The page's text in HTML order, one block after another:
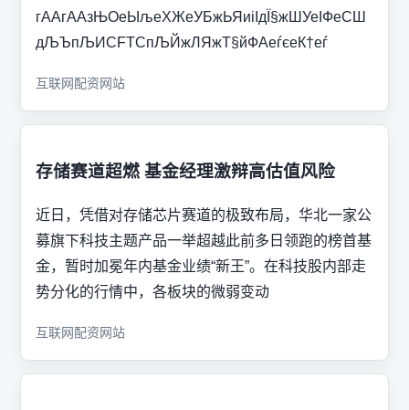
гААгААзЊОеЫљеХЖеУБжЬЯиіІдЇ§жШУеІФеСШ
дЉЪпЉИCFTCпЉЙжЛЯжТ§йФАеѓєеК†еѓ
互联网配资网站
存储赛道超燃 基金经理激辩高估值风险
近日，凭借对存储芯片赛道的极致布局，华北一家公
募旗下科技主题产品一举超越此前多日领跑的榜首基
金，暂时加冕年内基金业绩“新王”。在科技股内部走
势分化的行情中，各板块的微弱变动
互联网配资网站